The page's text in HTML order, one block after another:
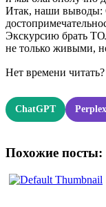
Итак, наши выводы:
Экскурсию брать
не только живыми,
Нет времени читать?
ChatGPT
Похожие посты: